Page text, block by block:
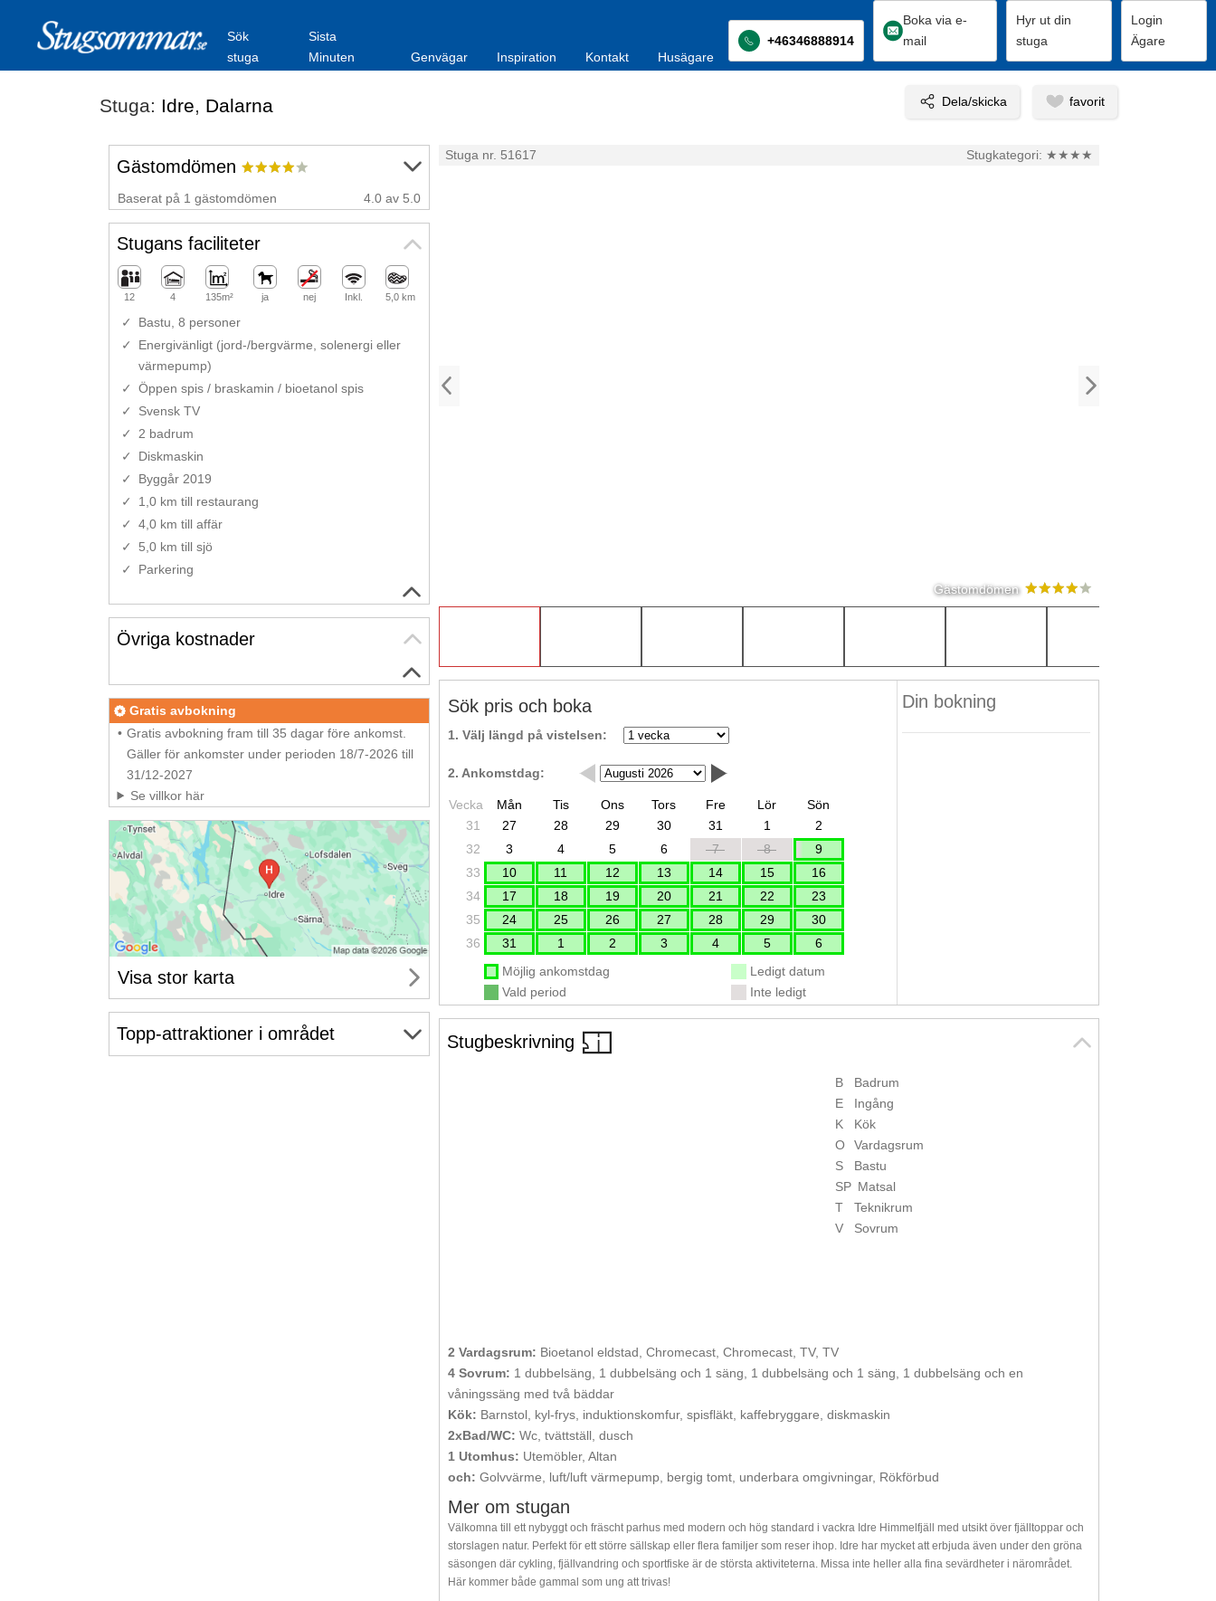
Sök
stuga
Sista
Minuten
Genvägar Inspiration Kontakt Husägare
+46346888914
Boka via e-
mail
Hyr ut din
stuga
Login
Ägare
Stuga: Idre, Dalarna
Stuga nr. 51617 Stugkategori: ★★★★
Gästomdömen
Sök pris och boka
1. Välj längd på vistelsen:
2. Ankomstdag:
Vecka Mån Tis Ons Tors Fre Lör
Sön
31
27 28 29 30 31 1
2
32
3 4 5 6 7 8
9
33
10 11 12 13 14 15
16
34
17 18 19 20 21 22
23
35
24 25 26 27 28 29
30
36
31 1 2 3 4 5
6
Möjlig ankomstdag
Vald period
Ledigt datum
Inte ledigt
Din bokning
Stugbeskrivning
B
Badrum
E
Ingång
K
Kök
O
Vardagsrum
S
Bastu
SP Matsal
T
Teknikrum
V
Sovrum
2 Vardagsrum: Bioetanol eldstad, Chromecast, Chromecast, TV, TV
4 Sovrum: 1 dubbelsäng, 1 dubbelsäng och 1 säng, 1 dubbelsäng och 1 säng, 1 dubbelsäng och en
våningssäng med två bäddar
Kök: Barnstol, kyl-frys, induktionskomfur, spisfläkt, kaffebryggare, diskmaskin
2xBad/WC: Wc, tvättställ, dusch
1 Utomhus: Utemöbler, Altan
och: Golvvärme, luft/luft värmepump, bergig tomt, underbara omgivningar, Rökförbud
Mer om stugan
Välkomna till ett nybyggt och fräscht parhus med modern och hög standard i vackra Idre Himmelfjäll med utsikt över fjälltoppar och
storslagen natur. Perfekt för ett större sällskap eller flera familjer som reser ihop. Idre har mycket att erbjuda även under den gröna
säsongen där cykling, fjällvandring och sportfiske är de största aktiviteterna. Missa inte heller alla fina sevärdheter i närområdet.
Här kommer både gammal som ung att trivas!
Gästomdömen
Baserat på 1 gästomdömen 4.0 av 5.0
Stugans faciliteter
12 4 135m² ja nej Inkl. 5,0 km
Bastu, 8 personer
Energivänligt (jord-/bergvärme, solenergi eller
värmepump)
Öppen spis / braskamin / bioetanol spis
Svensk TV
2 badrum
Diskmaskin
Byggår 2019
1,0 km till restaurang
4,0 km till affär
5,0 km till sjö
Parkering
Övriga kostnader
Gratis avbokning
Gratis avbokning fram till 35 dagar före ankomst.
Gäller för ankomster under perioden 18/7-2026 till
31/12-2027
Se villkor här
Visa stor karta
Topp-attraktioner i området